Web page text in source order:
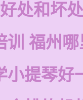
处和坏处
训 福州
小提琴好